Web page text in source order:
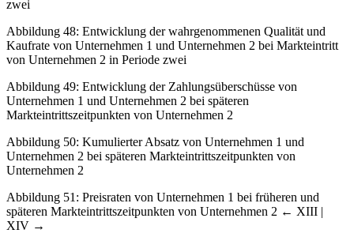
zwei
Abbildung 48: Entwicklung der wahrgenommenen Qualität und
Kaufrate von Unternehmen 1 und Unternehmen 2 bei Markteintritt
von Unternehmen 2 in Periode zwei
Abbildung 49: Entwicklung der Zahlungsüberschüsse von
Unternehmen 1 und Unternehmen 2 bei späteren
Markteintrittszeitpunkten von Unternehmen 2
Abbildung 50: Kumulierter Absatz von Unternehmen 1 und
Unternehmen 2 bei späteren Markteintrittszeitpunkten von
Unternehmen 2
Abbildung 51: Preisraten von Unternehmen 1 bei früheren und
späteren Markteintrittszeitpunkten von Unternehmen 2 ← XIII |
XIV →